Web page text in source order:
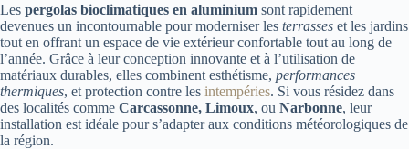
Les pergolas bioclimatiques en aluminium sont rapidement
devenues un incontournable pour moderniser les terrasses et les jardins
tout en offrant un espace de vie extérieur confortable tout au long de
l’année. Grâce à leur conception innovante et à l’utilisation de
matériaux durables, elles combinent esthétisme, performances
thermiques, et protection contre les intempéries. Si vous résidez dans
des localités comme Carcassonne, Limoux, ou Narbonne, leur
installation est idéale pour s’adapter aux conditions météorologiques de
la région.